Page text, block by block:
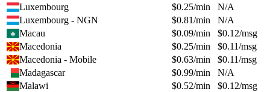
Luxembourg
$0.25/min
N/A
Luxembourg - NGN
$0.81/min
N/A
Macau
$0.09/min $0.12/msg
Macedonia
$0.25/min $0.11/msg
Macedonia - Mobile
$0.63/min $0.11/msg
Madagascar
$0.99/min
N/A
Malawi
$0.52/min $0.12/msg